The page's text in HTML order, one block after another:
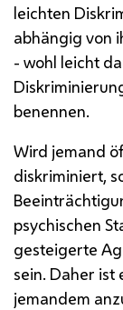
leichten
abhängig von
- wohl leicht
benennen.
Wird jemand
diskriminiert,
psychischen
gesteigerte
sein. Daher ist
jemandem